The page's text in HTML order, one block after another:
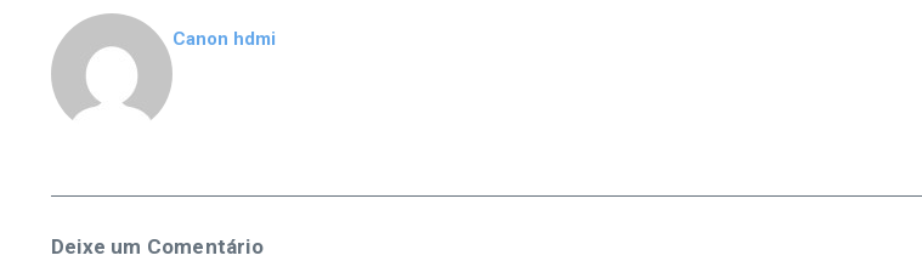
Canon hdmi
Deixe um Comentário